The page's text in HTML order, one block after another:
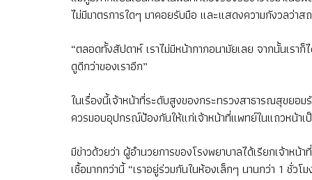
ไม่มีมาตรการใดๆ มาคอยรับมือ และแสดงความกังวลว่าส
“ตลอดทั้งสัปดาห์ เราไม่มีหน้ากากอนามัยเลย จากนั้นเร
ดูดีกว่าของเราอีก”
ในเรื่องนี้เจ้าหน้าที่ระดับสูงของกระทรวงสาธารณสุขยอ
ควรมอบอุปกรณ์ป้องกันให้แก่เจ้าหน้าที่แพทย์ในแถวหน้า
มีข่าวด้วยว่า ผู้อำนวยการของโรงพยาบาลได้เรียกเจ้าห
เชื้อมากกว่านี้ “เราอยู่ร่วมกันในห้องเล็กๆ นานกว่า 1 ชั่ว